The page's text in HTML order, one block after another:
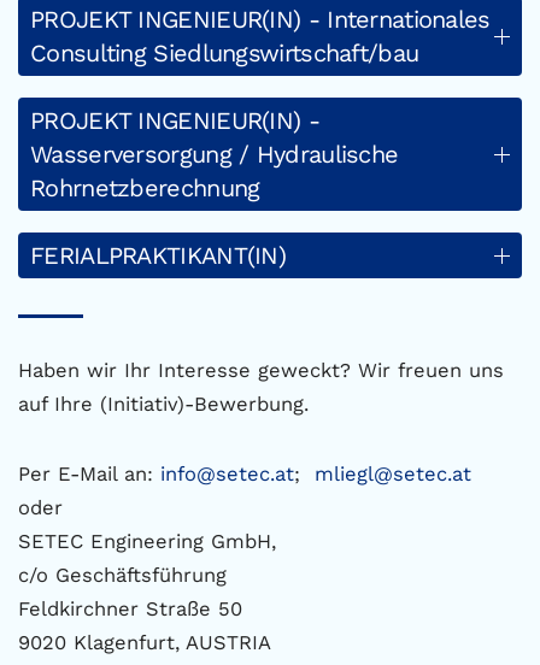
PROJEKT INGENIEUR(IN) - Internationales
Consulting Siedlungswirtschaft/bau
PROJEKT INGENIEUR(IN) -
Wasserversorgung / Hydraulische
Rohrnetzberechnung
FERIALPRAKTIKANT(IN)
Haben wir Ihr Interesse geweckt? Wir freuen uns
auf Ihre (Initiativ)-Bewerbung.
Per E-Mail an: info@setec.at; mliegl@setec.at
oder
SETEC Engineering GmbH,
c/o Geschäftsführung
Feldkirchner Straße 50
9020 Klagenfurt, AUSTRIA